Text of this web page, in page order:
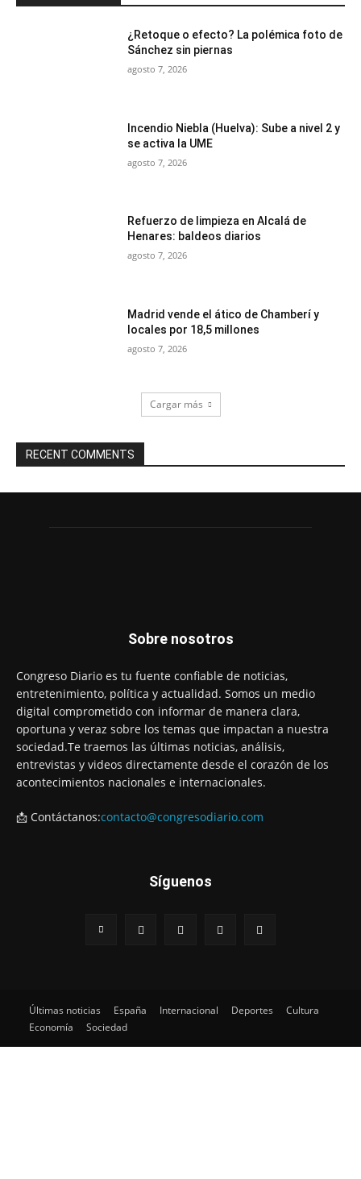
¿Retoque o efecto? La polémica foto de
Sánchez sin piernas
agosto 7, 2026
Incendio Niebla (Huelva): Sube a nivel 2 y
se activa la UME
agosto 7, 2026
Refuerzo de limpieza en Alcalá de
Henares: baldeos diarios
agosto 7, 2026
Madrid vende el ático de Chamberí y
locales por 18,5 millones
agosto 7, 2026
Cargar más
RECENT COMMENTS
Sobre nosotros
Congreso Diario es tu fuente confiable de noticias,
entretenimiento, política y actualidad. Somos un medio
digital comprometido con informar de manera clara,
oportuna y veraz sobre los temas que impactan a nuestra
sociedad.Te traemos las últimas noticias, análisis,
entrevistas y videos directamente desde el corazón de los
acontecimientos nacionales e internacionales.
📩 Contáctanos:contacto@congresodiario.com
Síguenos
Últimas noticias España Internacional Deportes
Cultura
Economía
Sociedad